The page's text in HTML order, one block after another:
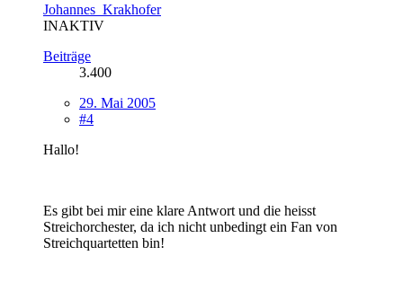
Johannes_Krakhofer
INAKTIV
Beiträge
3.400
29. Mai 2005
#4
Hallo!
Es gibt bei mir eine klare Antwort und die heisst
Streichorchester, da ich nicht unbedingt ein Fan von
Streichquartetten bin!